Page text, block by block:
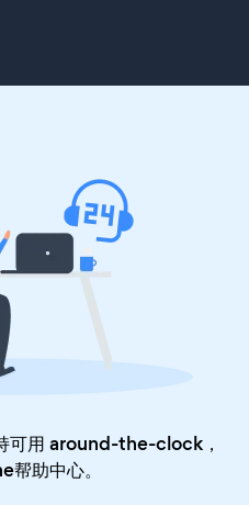
用 around-the-clock，
帮助中心。